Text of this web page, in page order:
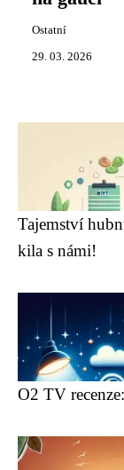
Ostatní
29. 03. 2026
Tajemství
kila s námi!
O2 TV